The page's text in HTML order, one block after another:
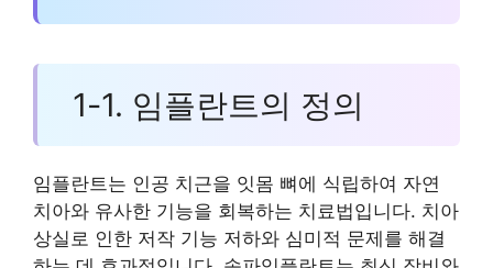
1-1. 임플란트의 정의
임플란트는 인공 치근을 잇몸 뼈에 식립하여 자연
치아와 유사한 기능을 회복하는 치료법입니다. 치아
상실로 인한 저작 기능 저하와 심미적 문제를 해결